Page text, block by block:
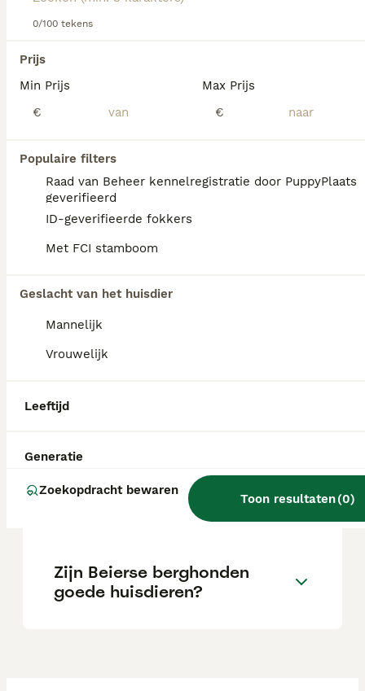
0/100 tekens
Prijs
Min Prijs
€
Max Prijs
€
Populaire filters
Raad van Beheer kennelregistratie door PuppyPlaats
geverifieerd
ID-geverifieerde fokkers
Met FCI stamboom
Geslacht van het huisdier
Mannelijk
Vrouwelijk
Leeftijd
Generatie
Zoekopdracht bewaren
Toon resultaten(0)
Beierse Bergzweethond adviespagina
informatie over dit hondenras.
We hebben 0 Beierse Bergzweethond Pups te
Als je toekomstige resultaten wil zien voor deze
exacte zoekopdracht, sla dan je zoekopdracht op en
FAQ's
zeldzaam?
De Beierse berghond is een zeldzaam ras
dat niet makkelijk te vinden is.
Wat is het karakter van een
Wat kost een Beierse
Bergzweethond?
Zijn Beierse berghonden
goede huisdieren?